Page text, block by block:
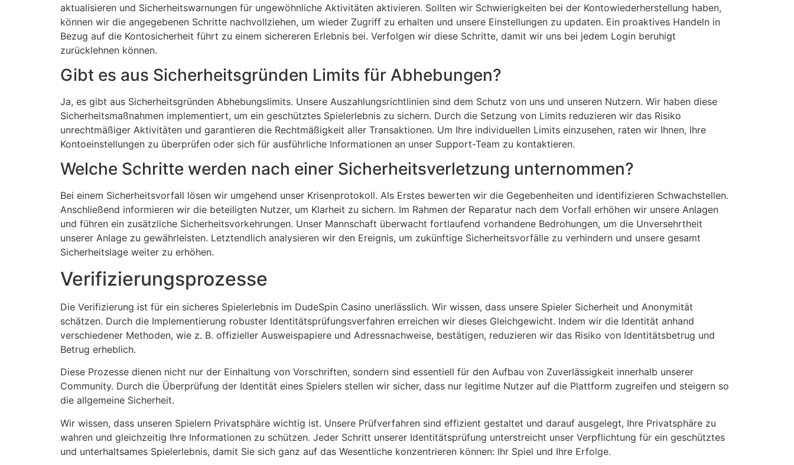
aktualisieren und Sicherheitswarnungen für ungewöhnliche Aktivitäten aktivieren. Sollten wir Schwierigkeiten bei der Kontowiederherstellung haben,
können wir die angegebenen Schritte nachvollziehen, um wieder Zugriff zu erhalten und unsere Einstellungen zu updaten. Ein proaktives Handeln in
Bezug auf die Kontosicherheit führt zu einem sichereren Erlebnis bei. Verfolgen wir diese Schritte, damit wir uns bei jedem Login beruhigt
zurücklehnen können.
Gibt es aus Sicherheitsgründen Limits für Abhebungen?
Ja, es gibt aus Sicherheitsgründen Abhebungslimits. Unsere Auszahlungsrichtlinien sind dem Schutz von uns und unseren Nutzern. Wir haben diese
Sicherheitsmaßnahmen implementiert, um ein geschütztes Spielerlebnis zu sichern. Durch die Setzung von Limits reduzieren wir das Risiko
unrechtmäßiger Aktivitäten und garantieren die Rechtmäßigkeit aller Transaktionen. Um Ihre individuellen Limits einzusehen, raten wir Ihnen, Ihre
Kontoeinstellungen zu überprüfen oder sich für ausführliche Informationen an unser Support-Team zu kontaktieren.
Welche Schritte werden nach einer Sicherheitsverletzung unternommen?
Bei einem Sicherheitsvorfall lösen wir umgehend unser Krisenprotokoll. Als Erstes bewerten wir die Gegebenheiten und identifizieren Schwachstellen.
Anschließend informieren wir die beteiligten Nutzer, um Klarheit zu sichern. Im Rahmen der Reparatur nach dem Vorfall erhöhen wir unsere Anlagen
und führen ein zusätzliche Sicherheitsvorkehrungen. Unser Mannschaft überwacht fortlaufend vorhandene Bedrohungen, um die Unversehrtheit
unserer Anlage zu gewährleisten. Letztendlich analysieren wir den Ereignis, um zukünftige Sicherheitsvorfälle zu verhindern und unsere gesamt
Sicherheitslage weiter zu erhöhen.
Verifizierungsprozesse
Die Verifizierung ist für ein sicheres Spielerlebnis im DudeSpin Casino unerlässlich. Wir wissen, dass unsere Spieler Sicherheit und Anonymität
schätzen. Durch die Implementierung robuster Identitätsprüfungsverfahren erreichen wir dieses Gleichgewicht. Indem wir die Identität anhand
verschiedener Methoden, wie z. B. offizieller Ausweispapiere und Adressnachweise, bestätigen, reduzieren wir das Risiko von Identitätsbetrug und
Betrug erheblich.
Diese Prozesse dienen nicht nur der Einhaltung von Vorschriften, sondern sind essentiell für den Aufbau von Zuverlässigkeit innerhalb unserer
Community. Durch die Überprüfung der Identität eines Spielers stellen wir sicher, dass nur legitime Nutzer auf die Plattform zugreifen und steigern so
die allgemeine Sicherheit.
Wir wissen, dass unseren Spielern Privatsphäre wichtig ist. Unsere Prüfverfahren sind effizient gestaltet und darauf ausgelegt, Ihre Privatsphäre zu
wahren und gleichzeitig Ihre Informationen zu schützen. Jeder Schritt unserer Identitätsprüfung unterstreicht unser Verpflichtung für ein geschütztes
und unterhaltsames Spielerlebnis, damit Sie sich ganz auf das Wesentliche konzentrieren können: Ihr Spiel und Ihre Erfolge.